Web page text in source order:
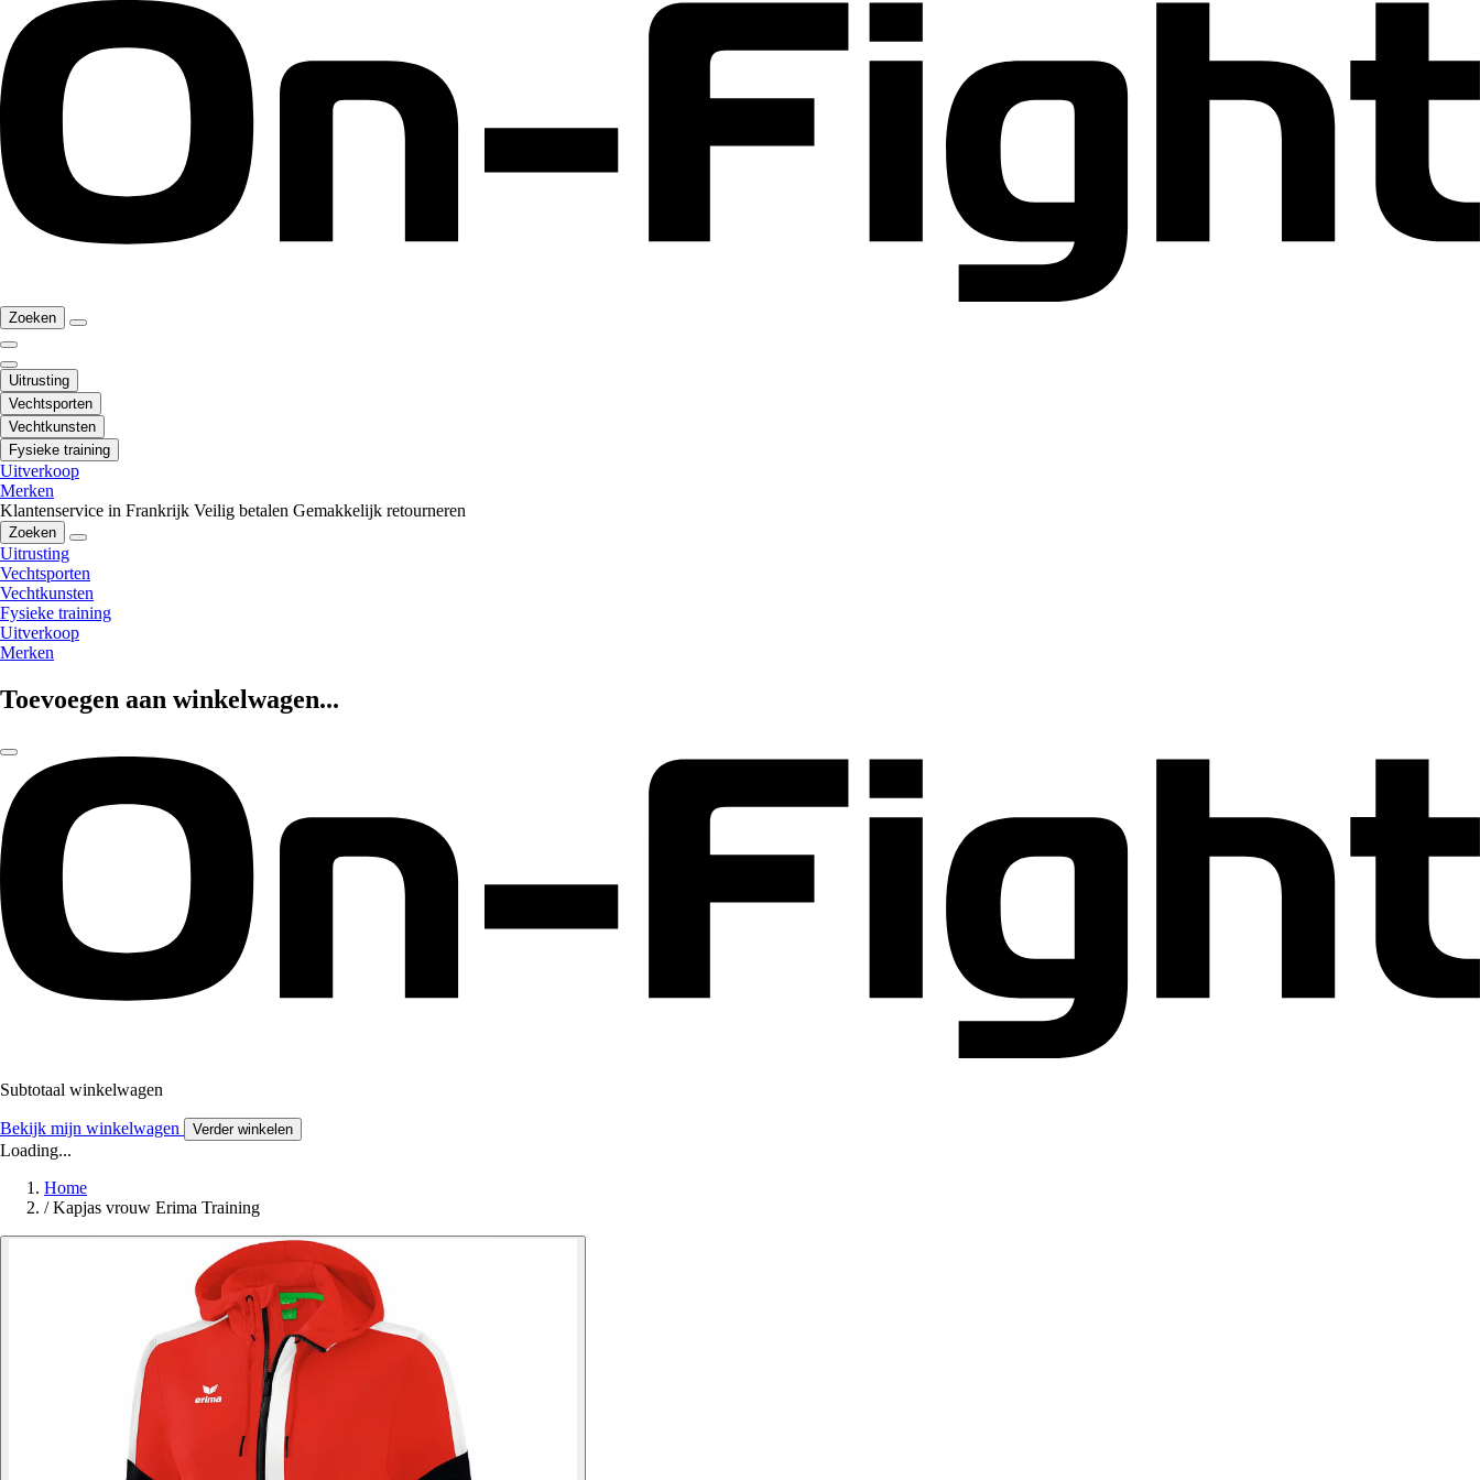
Zoeken
Uitrusting
Vechtsporten
Vechtkunsten
Fysieke training
Uitverkoop
Merken
Klantenservice in Frankrijk Veilig betalen Gemakkelijk retourneren
Zoeken
Uitrusting
Vechtsporten
Vechtkunsten
Fysieke training
Uitverkoop
Merken
Toevoegen aan winkelwagen...
Subtotaal winkelwagen
Bekijk mijn winkelwagen Verder winkelen
Loading...
Home
/ Kapjas vrouw Erima Training